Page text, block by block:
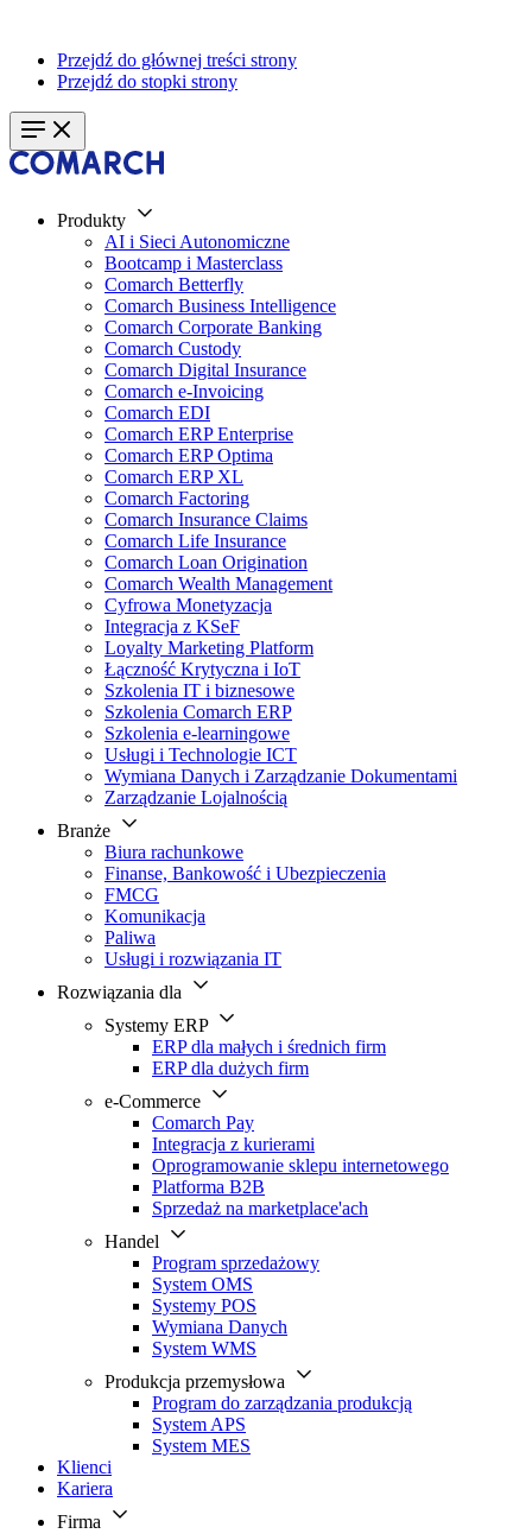
Przejdź do głównej treści strony
Przejdź do stopki strony
Produkty
AI i Sieci Autonomiczne
Bootcamp i Masterclass
Comarch Betterfly
Comarch Business Intelligence
Comarch Corporate Banking
Comarch Custody
Comarch Digital Insurance
Comarch e-Invoicing
Comarch EDI
Comarch ERP Enterprise
Comarch ERP Optima
Comarch ERP XL
Comarch Factoring
Comarch Insurance Claims
Comarch Life Insurance
Comarch Loan Origination
Comarch Wealth Management
Cyfrowa Monetyzacja
Integracja z KSeF
Loyalty Marketing Platform
Łączność Krytyczna i IoT
Szkolenia IT i biznesowe
Szkolenia Comarch ERP
Szkolenia e-learningowe
Usługi i Technologie ICT
Wymiana Danych i Zarządzanie Dokumentami
Zarządzanie Lojalnością
Branże
Biura rachunkowe
Finanse, Bankowość i Ubezpieczenia
FMCG
Komunikacja
Paliwa
Usługi i rozwiązania IT
Rozwiązania dla
Systemy ERP
ERP dla małych i średnich firm
ERP dla dużych firm
e-Commerce
Comarch Pay
Integracja z kurierami
Oprogramowanie sklepu internetowego
Platforma B2B
Sprzedaż na marketplace'ach
Handel
Program sprzedażowy
System OMS
Systemy POS
Wymiana Danych
System WMS
Produkcja przemysłowa
Program do zarządzania produkcją
System APS
System MES
Klienci
Kariera
Firma